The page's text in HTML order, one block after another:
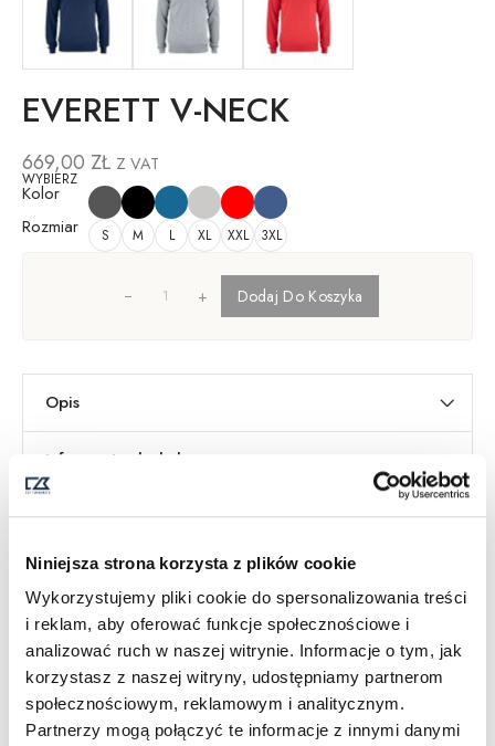
Niniejsza strona korzysta z plików cookie
Wykorzystujemy pliki cookie do spersonalizowania treści
i reklam, aby oferować funkcje społecznościowe i
analizować ruch w naszej witrynie. Informacje o tym, jak
korzystasz z naszej witryny, udostępniamy partnerom
społecznościowym, reklamowym i analitycznym.
Partnerzy mogą połączyć te informacje z innymi danymi
EVERETT V-NECK
669,00 ZŁ Z VAT
WYBIERZ
Kolor
Rozmiar
S M L XL XXL 3XL
+ Dodaj Do Koszyka
Opis
Informacje dodatkowe
Tabela Rozmiarów
Kategoria
Swetry męskie
Wersja Męska/Damska